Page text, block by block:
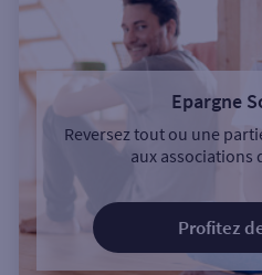
Epargne
Reversez tout ou une
aux associations
Profitez